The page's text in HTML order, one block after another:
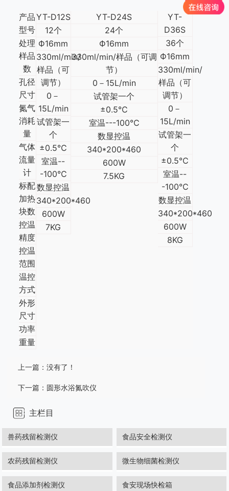
产品
型号
处理
样品
数
孔径
尺寸
氮气
消耗
量
气体
流量
计
标配
加热
块数
控温
精度
控温
范围
温控
方式
外形
尺寸
功率
重量
YT-D12S
12个
Ф16mm
330ml/min/
样品（可
调节）
0－
15L/min
试管架一
个
±0.5℃
室温--
-100℃
数显控温
340*200*460
600W
7KG
YT-D24S
24个
Ф16mm
330ml/min/样品（可调
节）
0－15L/min
试管架一个
±0.5℃
室温---100℃
数显控温
340*200*460
600W
7.5KG
YT-
D36S
36个
Ф16mm
330ml/min/
样品（可
调节）
0－
15L/min
试管架一
个
±0.5℃
室温--
-100℃
数显控温
340*200*460
600W
8KG
上一篇：没有了！
下一篇： 圆形水浴氮吹仪
主栏目
兽药残留检测仪 食品安全检测仪
农药残留检测仪 微生物细菌检测仪
食品添加剂检测仪 食安现场快检箱